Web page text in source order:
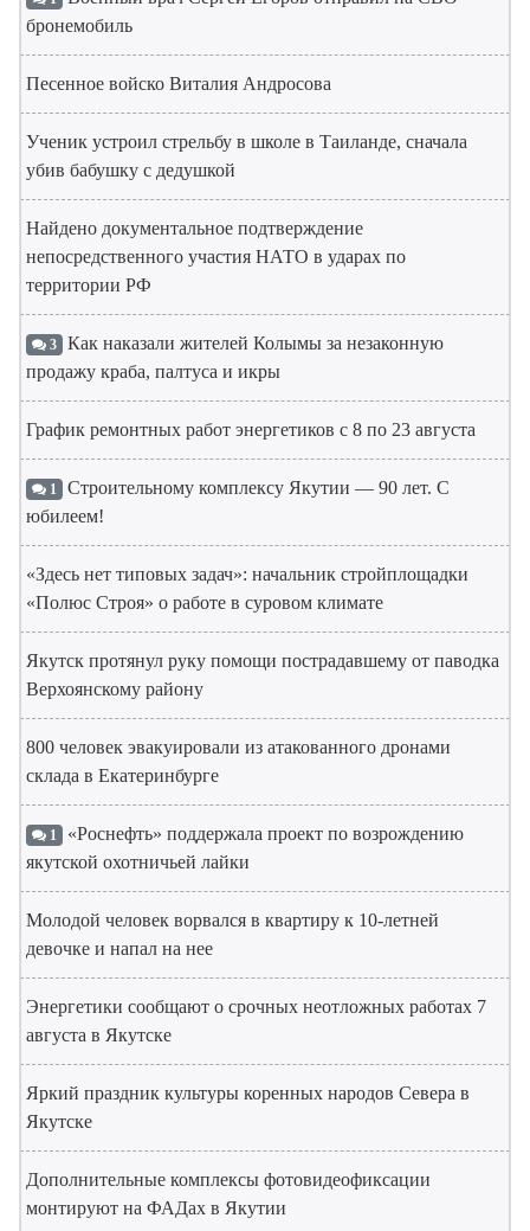
бронемобиль
Песенное войско Виталия Андросова
Ученик устроил стрельбу в школе в Таиланде, сначала
убив бабушку с дедушкой
Найдено документальное подтверждение
непосредственного участия НАТО в ударах по
территории РФ
3 Как наказали жителей Колымы за незаконную
продажу краба, палтуса и икры
График ремонтных работ энергетиков с 8 по 23 августа
1 Строительному комплексу Якутии — 90 лет. С
юбилеем!
«Здесь нет типовых задач»: начальник стройплощадки
«Полюс Строя» о работе в суровом климате
Якутск протянул руку помощи пострадавшему от паводка
Верхоянскому району
800 человек эвакуировали из атакованного дронами
склада в Екатеринбурге
1 «Роснефть» поддержала проект по возрождению
якутской охотничьей лайки
Молодой человек ворвался в квартиру к 10-летней
девочке и напал на нее
Энергетики сообщают о срочных неотложных работах 7
августа в Якутске
Яркий праздник культуры коренных народов Севера в
Якутске
Дополнительные комплексы фотовидеофиксации
монтируют на ФАДах в Якутии